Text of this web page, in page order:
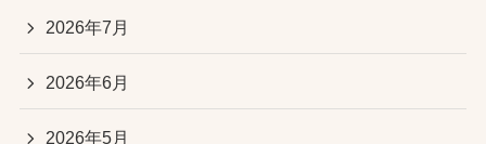
2026年7月
2026年6月
2026年5月